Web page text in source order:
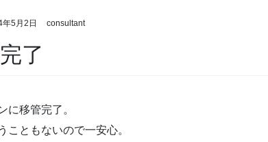
5月2日 consultant
了
に移管完了。
こともないので一安心。